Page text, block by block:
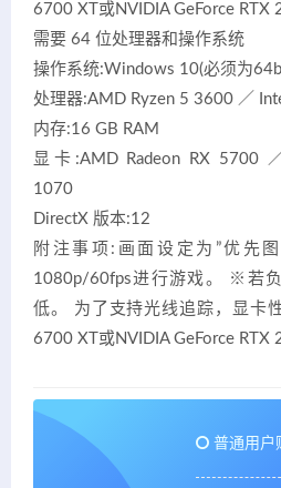
6700 XT或NVIDIA GeForce RTX
需要 64 位处理器和操作系统
操作系统:Windows 10(必须为
处理器:AMD Ryzen 5 3600 ／
内存:16 GB RAM
显卡:AMD Radeon RX 5700
1070
DirectX 版本:12
附注事项:画面设定为”优先
1080p/60fps进行游戏。 ※若
低。 为了支持光线追踪，显卡
6700 XT或NVIDIA GeForce RTX
普通用户